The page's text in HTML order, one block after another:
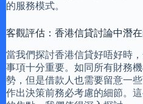
的服務模式。
客觀評估：香港信貸討論中潛
當我們探討香港信貸好唔好時
事項十分重要。如同所有財務
勢，但是借款人也需要留意一
作出決策前務必考慮的細節。